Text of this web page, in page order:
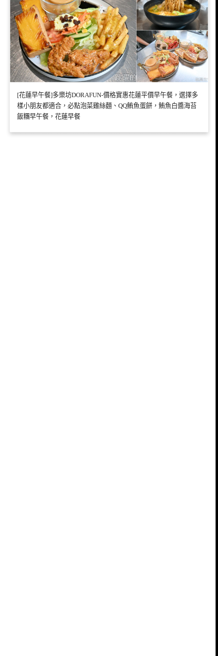
[花蓮早午餐]多樂坊DORAFUN-價格實惠花蓮平價早午餐，選擇多
樣小朋友都適合，必點泡菜雞絲麵、QQ鮪魚蛋餅，鮪魚白醬海苔
飯糰早午餐，花蓮早餐